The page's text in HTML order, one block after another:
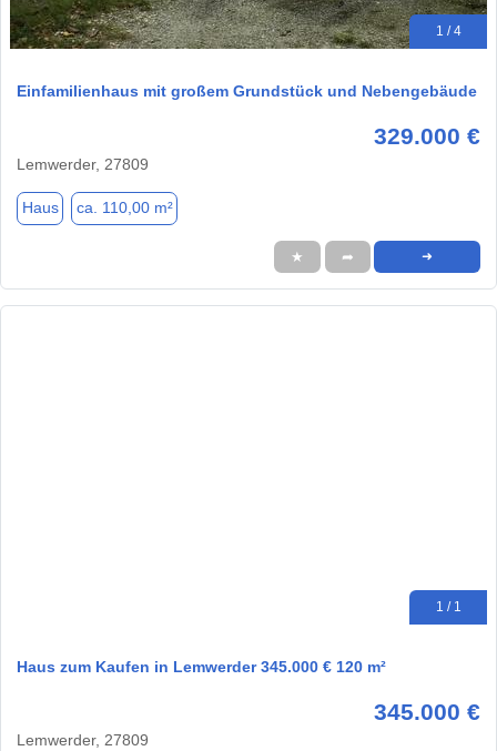
1 / 4
Einfamilienhaus mit großem Grundstück und Nebengebäude
329.000 €
Lemwerder, 27809
Haus ca. 110,00 m²
★ ➦ ➜
1 / 1
Haus zum Kaufen in Lemwerder 345.000 € 120 m²
345.000 €
Lemwerder, 27809